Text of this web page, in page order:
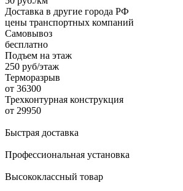
Доставка в другие города РФ
цены транспортных компаний
Самовывоз
бесплатно
Подъем на этаж
250 руб/этаж
Терморазрыв
от 36300
Трехконтурная конструкция
от 29950
Быстрая доставка
Профессиональная установка
Высококлассный товар